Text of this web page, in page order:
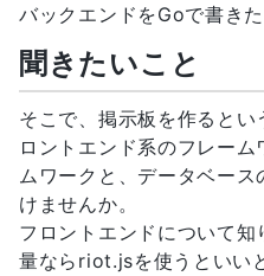
バックエンドをGoで書き
聞きたいこと
そこで、掲示板を作ると
ロントエンド系のフレー
ムワークと、データベー
けませんか。
フロントエンドについて
量ならriot.jsを使うといい